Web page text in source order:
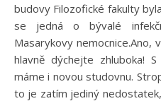
budovy Filozofické fakulty
se jedná o bývalé
Masarykovy nemocnice.Ano,
hlavně dýchejte zhluboka!
máme i novou studovnu.
to je zatím jediný